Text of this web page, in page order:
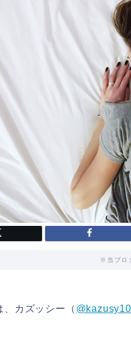
※当ブロ
、カズッシー（ @kazusy10